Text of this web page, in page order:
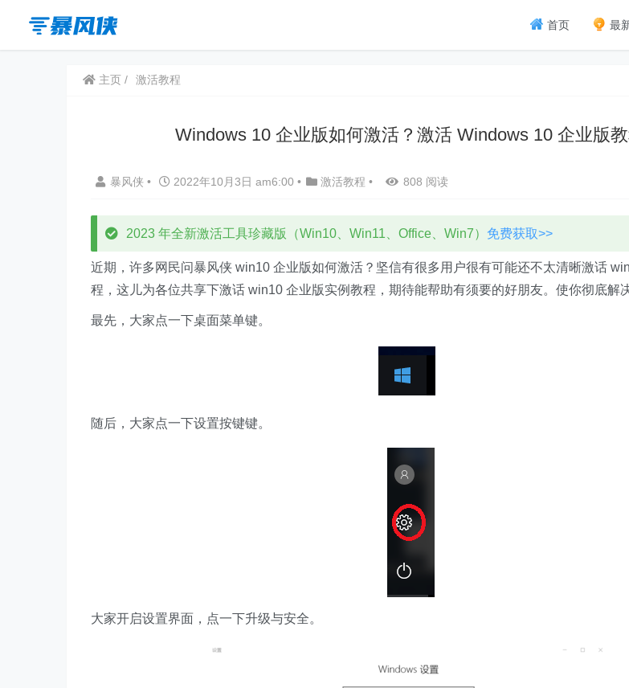
首页 最
主页 激活教程
Windows 10 企业版如何激活？激活 Windows 10 企业版
暴风侠 • 2022年10月3日 am6:00 • 激活教程 • 808 阅读
2023 年全新激活工具珍藏版（Win10、Win11、Office、Win7） 免费获取>>
近期，许多网民问暴风侠 win10 企业版如何激活？坚信有很多用户很有可能还不太清晰激话
程，这儿为各位共享下激话 win10 企业版实例教程，期待能帮助有须要的好朋友。使你彻底解
最先，大家点一下桌面菜单键。
随后，大家点一下设置按键键。
大家开启设置界面，点一下升级与安全。